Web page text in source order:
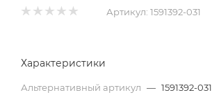
Артикул: 1591392-031
Характеристики
Альтернативный артикул — 1591392-031